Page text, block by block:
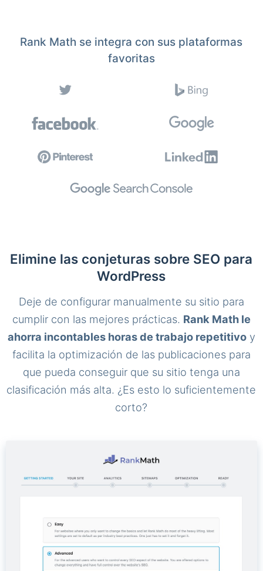
Rank Math se integra con sus plataformas
favoritas
Elimine las conjeturas sobre SEO para
WordPress
Deje de configurar manualmente su sitio para
cumplir con las mejores prácticas. Rank Math le
ahorra incontables horas de trabajo repetitivoy
facilita la optimización de las publicaciones para
que pueda conseguir que su sitio tenga una
clasificación más alta. ¿Es esto lo suficientemente
corto?